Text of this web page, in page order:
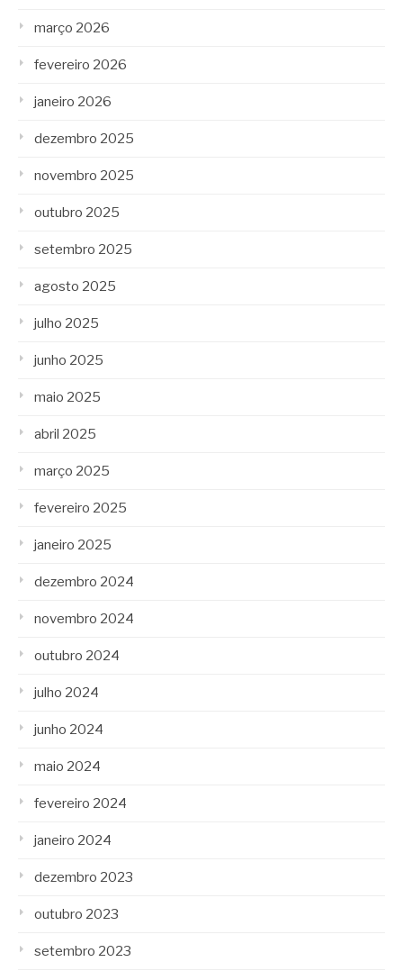
março 2026
fevereiro 2026
janeiro 2026
dezembro 2025
novembro 2025
outubro 2025
setembro 2025
agosto 2025
julho 2025
junho 2025
maio 2025
abril 2025
março 2025
fevereiro 2025
janeiro 2025
dezembro 2024
novembro 2024
outubro 2024
julho 2024
junho 2024
maio 2024
fevereiro 2024
janeiro 2024
dezembro 2023
outubro 2023
setembro 2023